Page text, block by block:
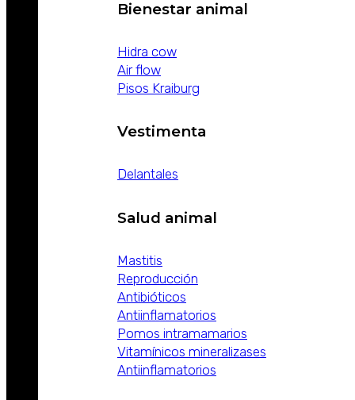
Bienestar animal
Hidra cow
Air flow
Pisos Kraiburg
Vestimenta
Delantales
Salud animal
Mastitis
Reproducción
Antibióticos
Antiinflamatorios
Pomos intramamarios
Vitamínicos mineralizases
Antiinflamatorios